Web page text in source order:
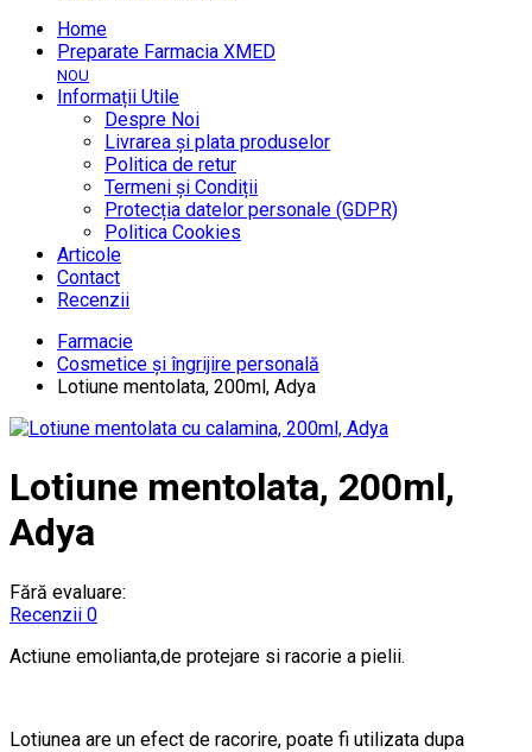
Home
Preparate Farmacia XMED
NOU
Informații Utile
Despre Noi
Livrarea și plata produselor
Politica de retur
Termeni și Condiții
Protecția datelor personale (GDPR)
Politica Cookies
Articole
Contact
Recenzii
Farmacie
Cosmetice și îngrijire personală
Lotiune mentolata, 200ml, Adya
Lotiune mentolata, 200ml,
Adya
Fără evaluare:
Recenzii 0
Actiune emolianta,de protejare si racorie a pielii.
Lotiunea are un efect de racorire, poate fi utilizata dupa